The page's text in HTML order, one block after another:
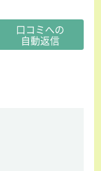
口コミへの
自動返信